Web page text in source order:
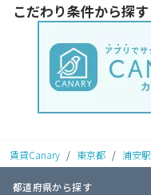
こだわり条件から探す
賃貸Canary / 東京都 / 浦安駅
都道府県から探す